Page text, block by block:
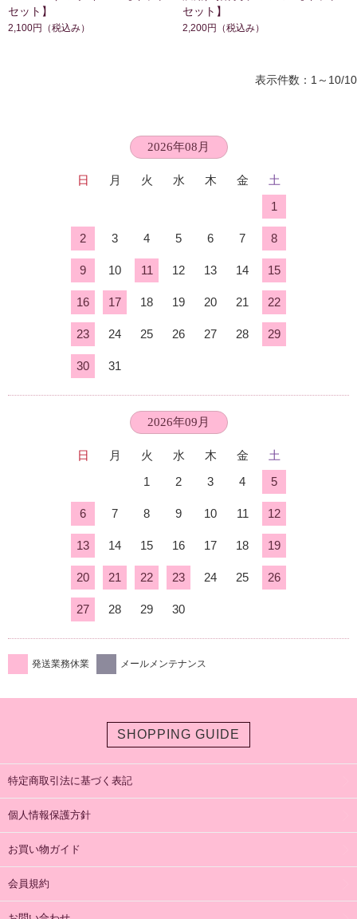
セット】
2,100円 （税込み）
セット】
2,200円 （税込み）
表示件数：1～10/10
2026年08月
日 月 火 水 木 金
土
1
2 3 4 5 6 7 8
9 10 11 12 13 14 15
16 17 18 19 20 21 22
23 24 25 26 27 28 29
30 31
2026年09月
日 月 火 水 木 金
土
1
2 3 4 5
6 7 8 9 10 11 12
13 14 15 16 17 18 19
20 21 22 23 24 25 26
27 28 29 30
発送業務休業 メールメンテナンス
SHOPPING GUIDE
特定商取引法に基づく表記
個人情報保護方針
お買い物ガイド
会員規約